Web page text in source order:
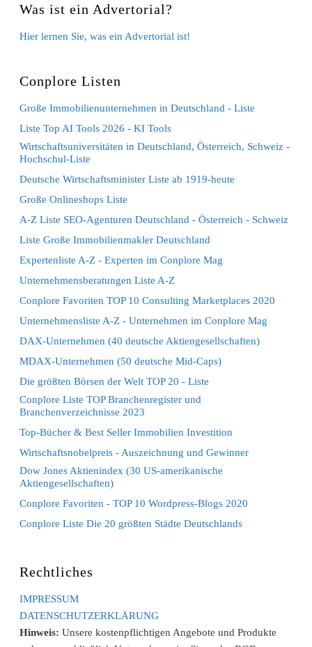
Was ist ein Advertorial?
Hier lernen Sie, was ein Advertorial ist!
Conplore Listen
Große Immobilienunternehmen in Deutschland - Liste
Liste Top AI Tools 2026 - KI Tools
Wirtschaftsuniversitäten in Deutschland, Österreich, Schweiz -
Hochschul-Liste
Deutsche Wirtschaftsminister Liste ab 1919-heute
Große Onlineshops Liste
A-Z Liste SEO-Agenturen Deutschland - Österreich - Schweiz
Liste Große Immobilienmakler Deutschland
Expertenliste A-Z - Experten im Conplore Mag
Unternehmensberatungen Liste A-Z
Conplore Favoriten TOP 10 Consulting Marketplaces 2020
Unternehmensliste A-Z - Unternehmen im Conplore Mag
DAX-Unternehmen (40 deutsche Aktiengesellschaften)
MDAX-Unternehmen (50 deutsche Mid-Caps)
Die größten Börsen der Welt TOP 20 - Liste
Conplore Liste TOP Branchenregister und
Branchenverzeichnisse 2023
Top-Bücher & Best Seller Immobilien Investition
Wirtschaftsnobelpreis - Auszeichnung und Gewinner
Dow Jones Aktienindex (30 US-amerikanische
Aktiengesellschaften)
Conplore Favoriten - TOP 10 Wordpress-Blogs 2020
Conplore Liste Die 20 größten Städte Deutschlands
Rechtliches
IMPRESSUM
DATENSCHUTZERKLÄRUNG
Hinweis: Unsere kostenpflichtigen Angebote und Produkte